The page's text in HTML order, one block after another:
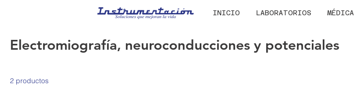
INICIO LABORATORIOS MÉDICA
Electromiografía, neuroconducciones y potenciales
2 productos